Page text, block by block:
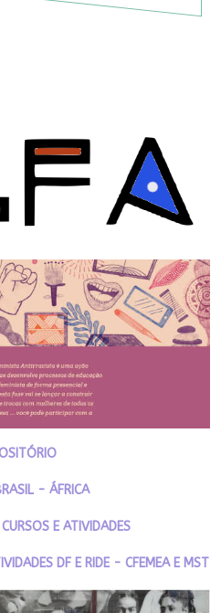
- ÁFRICA
E ATIVIDADES
DF E RIDE - CFEMEA E MST